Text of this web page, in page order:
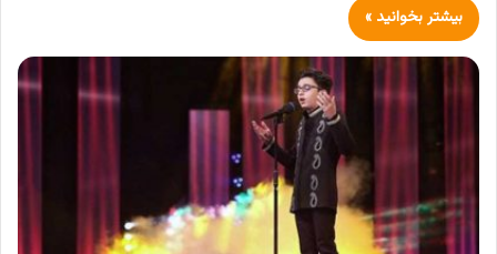
بیشتر بخوانید »